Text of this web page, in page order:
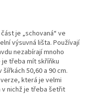
je „schovaná“ ve
výsuvná lišta. Používají
nezabírají mnoho
třeba mít skříňku
50,60 a 90 cm.
která je velmi
v nichž je třeba šetřit